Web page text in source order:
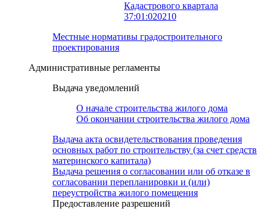
Кадастрового квартала
37:01:020210
Местные нормативы градостроительного
проектирования
Административные регламенты
Выдача уведомлений
О начале строительства жилого дома
Об окончании строительства жилого дома
Выдача акта освидетельствования проведения
основных работ по строительству (за счет средств
материнского капитала)
Выдача решения о согласовании или об отказе в
согласовании перепланировки и (или)
переустройства жилого помещения
Предоставление разрешений